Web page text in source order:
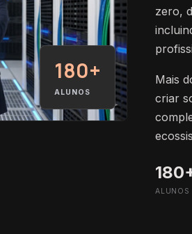
180+
ALUNOS
zero,
Mais
criar
ALUNOS